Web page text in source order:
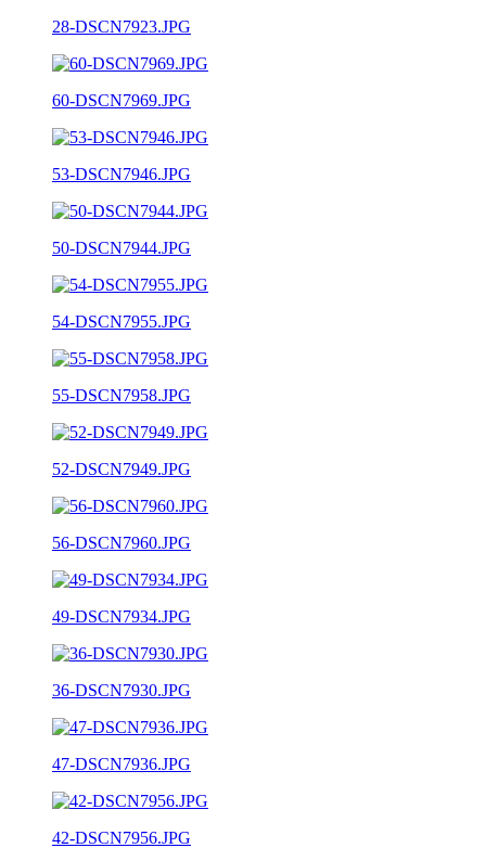
28-DSCN7923.JPG
60-DSCN7969.JPG
53-DSCN7946.JPG
50-DSCN7944.JPG
54-DSCN7955.JPG
55-DSCN7958.JPG
52-DSCN7949.JPG
56-DSCN7960.JPG
49-DSCN7934.JPG
36-DSCN7930.JPG
47-DSCN7936.JPG
42-DSCN7956.JPG